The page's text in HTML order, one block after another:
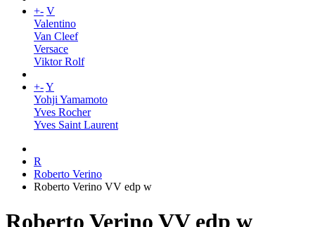
+- V
Valentino
Van Cleef
Versace
Viktor Rolf
+-Y
Yohji Yamamoto
Yves Rocher
Yves Saint Laurent
R
Roberto Verino
Roberto Verino VV edp w
Roberto Verino VV edp w